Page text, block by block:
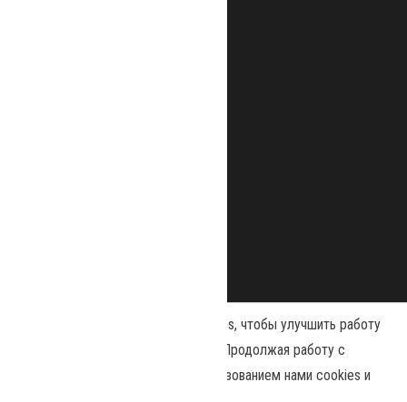
Наш сайт использует файлы cookies, чтобы улучшить работу
и повысить эффективность сайта. Продолжая работу с
сайтом, вы соглашаетесь с использованием нами cookies и